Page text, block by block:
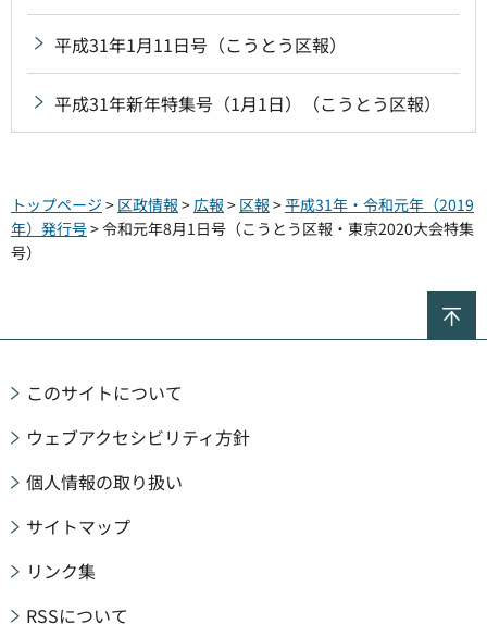
平成31年1月11日号（こうとう区報）
平成31年新年特集号（1月1日）（こうとう区報）
トップページ > 区政情報 > 広報 > 区報 >平成31年・令和元年（2019
年）発行号> 令和元年8月1日号（こうとう区報・東京2020大会特集
号）
このサイトについて
ウェブアクセシビリティ方針
個人情報の取り扱い
サイトマップ
リンク集
RSSについて